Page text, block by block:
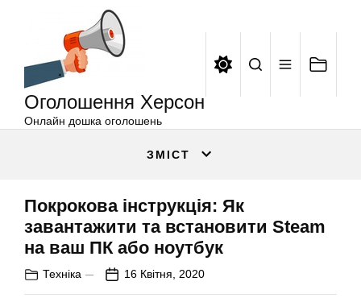
Оголошення Херсон
Онлайн дошка оголошень
ЗМІСТ
Покрокова інструкція: Як
завантажити та встановити Steam
на ваш ПК або ноутбук
Техніка 16 Квітня, 2020